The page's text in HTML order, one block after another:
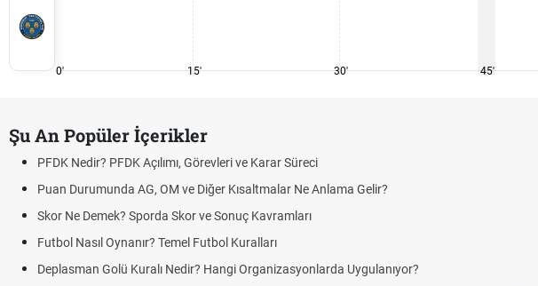
0' 15' 30' 45'
Şu An Popüler İçerikler
PFDK Nedir? PFDK Açılımı, Görevleri ve Karar Süreci
Puan Durumunda AG, OM ve Diğer Kısaltmalar Ne Anlama Gelir?
Skor Ne Demek? Sporda Skor ve Sonuç Kavramları
Futbol Nasıl Oynanır? Temel Futbol Kuralları
Deplasman Golü Kuralı Nedir? Hangi Organizasyonlarda Uygulanıyor?